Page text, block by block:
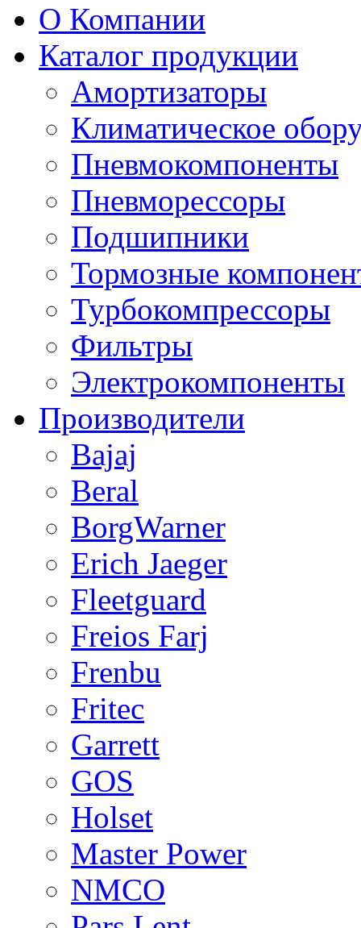
О Компании
Каталог продукции
Амортизаторы
Климатическое
Пневмокомпоненты
Пневморессоры
Подшипники
Тормозные
Турбокомпрессоры
Фильтры
Электрокомпоненты
Производители
Bajaj
Beral
BorgWarner
Erich Jaeger
Fleetguard
Freios Farj
Frenbu
Fritec
Garrett
GOS
Holset
Master Power
NMCO